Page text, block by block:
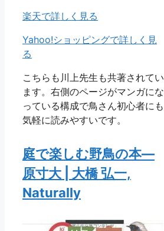
楽天で詳しく見る
Yahoo!ショッピングで詳しく見
る
こちらも川上先生も共著されてい
ます。右側のページがマンガにな
っている構成で鳥さん初心者にも
気軽に読みやすいです。
庭で楽しむ野鳥の本―
原寸大 | 大橋 弘一,
Naturally